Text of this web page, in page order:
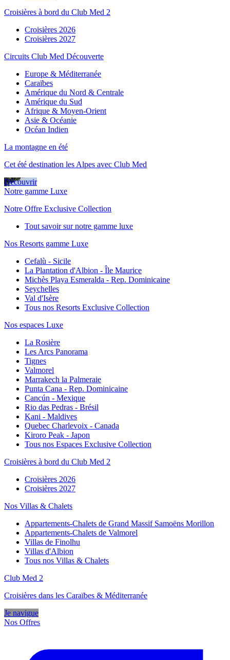
Croisières à bord du Club Med 2
Croisières 2026
Croisières 2027
Circuits Club Med Découverte
Europe & Méditerranée
Caraïbes
Amérique du Nord & Centrale
Amérique du Sud
Afrique & Moyen-Orient
Asie & Océanie
Océan Indien
La montagne en été
Cet été destination les Alpes avec Club Med
Découvrir
Notre gamme Luxe
Notre Offre Exclusive Collection
Tout savoir sur notre gamme luxe
Nos Resorts gamme Luxe
Cefalù - Sicile
La Plantation d'Albion - Île Maurice
Michès Playa Esmeralda - Rep. Dominicaine
Seychelles
Val d'Isère
Tous nos Resorts Exclusive Collection
Nos espaces Luxe
La Rosière
Les Arcs Panorama
Tignes
Valmorel
Marrakech la Palmeraie
Punta Cana - Rep. Dominicaine
Cancún - Mexique
Rio das Pedras - Brésil
Kani - Maldives
Quebec Charlevoix - Canada
Kiroro Peak - Japon
Tous nos Espaces Exclusive Collection
Croisières à bord du Club Med 2
Croisières 2026
Croisières 2027
Nos Villas & Chalets
Appartements-Chalets de Grand Massif Samoëns Morillon
Appartements-Chalets de Valmorel
Villas de Finolhu
Villas d'Albion
Tous nos Villas & Chalets
Club Med 2
Croisières dans les Caraïbes & Méditerranée
Je navigue
Nos Offres